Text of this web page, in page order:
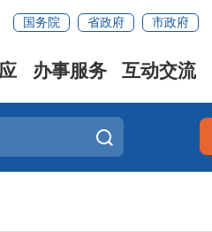
国务院 省政府 市政府
办事服务 互动交流